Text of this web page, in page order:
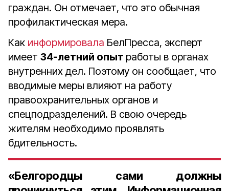
граждан. Он отмечает, что это обычная
профилактическая мера.
Как информировала БелПресса, эксперт
имеет 34-летний опыт работы в органах
внутренних дел. Поэтому он сообщает, что
вводимые меры влияют на работу
правоохранительных органов и
спецподразделений. В свою очередь
жителям необходимо проявлять
бдительность.
«Белгородцы сами должны